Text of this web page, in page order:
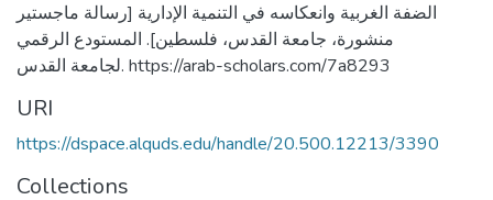
الضفة الغربية وانعكاسه في التنمية الإدارية [رسالة ماجستير
منشورة، جامعة القدس، فلسطين]. المستودع الرقمي
لجامعة القدس. https://arab-scholars.com/7a8293
URI
https://dspace.alquds.edu/handle/20.500.12213/3390
Collections